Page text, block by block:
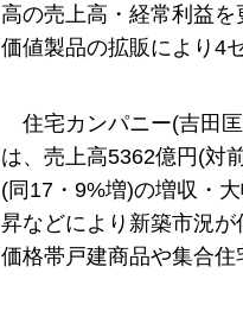
高の売上高・経常利益
価値製品の拡販により4
住宅カンパニー(吉田
は、売上高5362億円(対
(同17・9%増)の増収・
昇などにより新築市況
価格帯戸建商品や集合住